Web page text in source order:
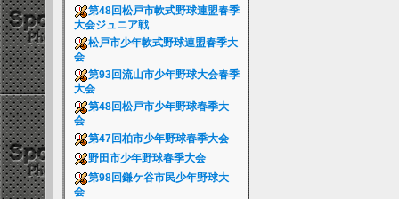
第48回松戸市軟式野球連盟春季
大会ジュニア戦
松戸市少年軟式野球連盟春季大
会
第93回流山市少年野球大会春季
大会
第48回松戸市少年野球春季大
会
第47回柏市少年野球春季大会
野田市少年野球春季大会
第98回鎌ケ谷市民少年野球大
会